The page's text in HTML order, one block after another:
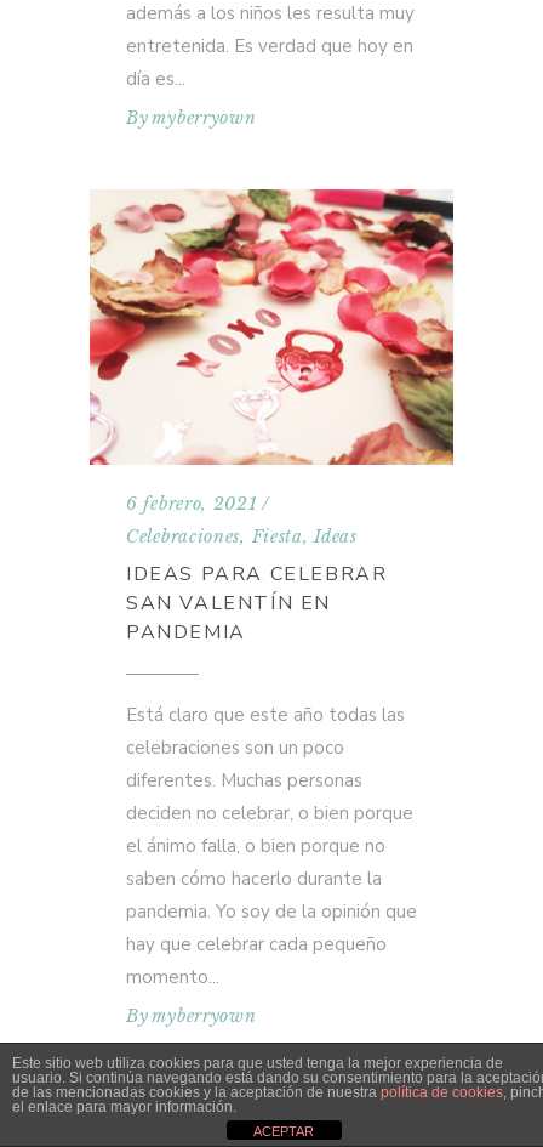
además a los niños les resulta muy
entretenida. Es verdad que hoy en
día es
Bymyberryown
6 febrero, 2021
Celebraciones,Fiesta,Ideas
IDEAS PARA CELEBRAR
SAN VALENTÍN EN
PANDEMIA
Está claro que este año todas las
celebraciones son un poco
diferentes. Muchas personas
deciden no celebrar, o bien porque
el ánimo falla, o bien porque no
saben cómo hacerlo durante la
pandemia. Yo soy de la opinión que
hay que celebrar cada pequeño
momento
Bymyberryown
Este sitio web utiliza cookies para que usted tenga la mejor experiencia de
usuario. Si continúa navegando está dando su consentimiento para la
de las mencionadas cookies y la aceptación de nuestra política de cookies,
el enlace para mayor información.
ACEPTAR